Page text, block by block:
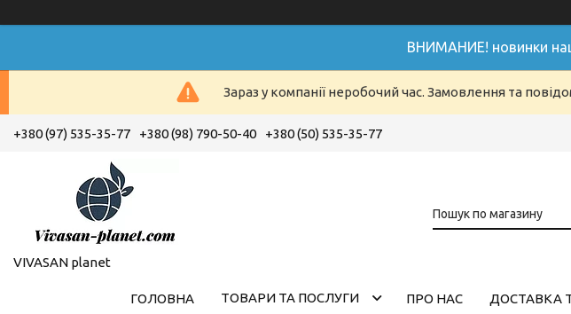
ВНИМАНИЕ! новинки
Зараз у компанії неробочий час. Замовлення та
+380 (97) 535-35-77 +380 (98) 790-50-40 +380 (50) 535-35-77
VIVASAN planet
ГОЛОВНА ТОВАРИ ТА ПОСЛУГИ ПРО НАС ДОСТАВКА